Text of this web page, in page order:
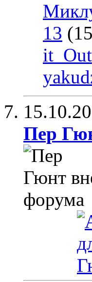
13
it_Out
Пер